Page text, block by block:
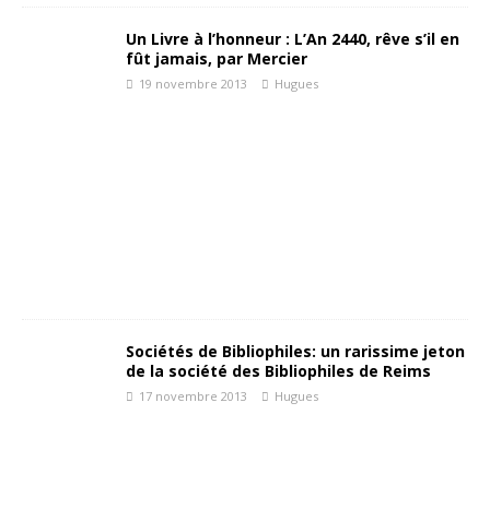
Un Livre à l’honneur : L’An 2440, rêve s’il en
fût jamais, par Mercier
19 novembre 2013 Hugues
Sociétés de Bibliophiles: un rarissime jeton
de la société des Bibliophiles de Reims
17 novembre 2013 Hugues